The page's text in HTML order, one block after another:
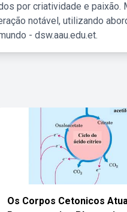
por criatividade e paixão.
notável, utilizando
- dsw.aau.edu.et.
Os Corpos Cetonicos